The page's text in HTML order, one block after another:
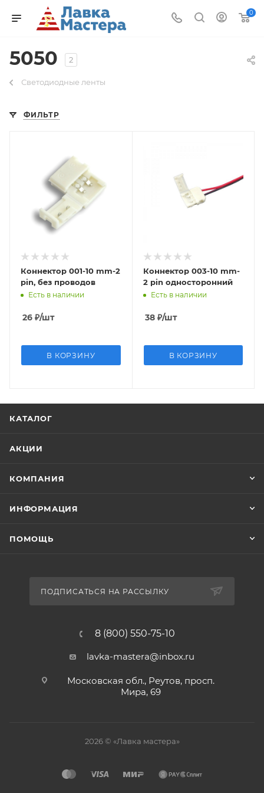
0
5050 2
Светодиодные ленты
ФИЛЬТР
Коннектор 001-10 mm-2
pin, без проводов
Есть в наличии
26 ₽/шт
В КОРЗИНУ
Коннектор 003-10 mm-
2 pin односторонний
Есть в наличии
38₽/шт
В КОРЗИНУ
КАТАЛОГ
АКЦИИ
КОМПАНИЯ
ИНФОРМАЦИЯ
ПОМОЩЬ
ПОДПИСАТЬСЯ НА РАССЫЛКУ
8 (800) 550-75-10
lavka-mastera@inbox.ru
Московская обл., Реутов, просп.
Мира, 69
2026 © «Лавка мастера»